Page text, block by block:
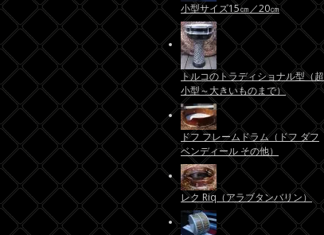
小型サイズ15㎝／20㎝
トルコのトラディショナル型（超
小型～大きいものまで）
ドフ フレームドラム（ドフ ダフ
ベンディール その他）
レク Riq（アラブタンバリン）